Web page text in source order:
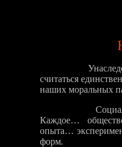
считаться
наших моральных
Каждое…
опыта…
форм.